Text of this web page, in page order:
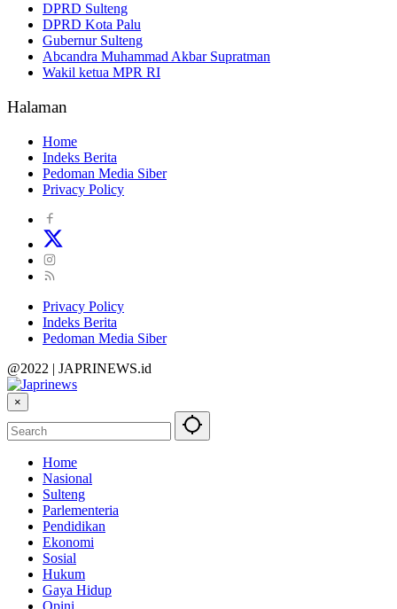
DPRD Sulteng
DPRD Kota Palu
Gubernur Sulteng
Abcandra Muhammad Akbar Supratman
Wakil ketua MPR RI
Halaman
Home
Indeks Berita
Pedoman Media Siber
Privacy Policy
Privacy Policy
Indeks Berita
Pedoman Media Siber
@2022 | JAPRINEWS.id
×
Home
Nasional
Sulteng
Parlementeria
Pendidikan
Ekonomi
Sosial
Hukum
Gaya Hidup
Opini